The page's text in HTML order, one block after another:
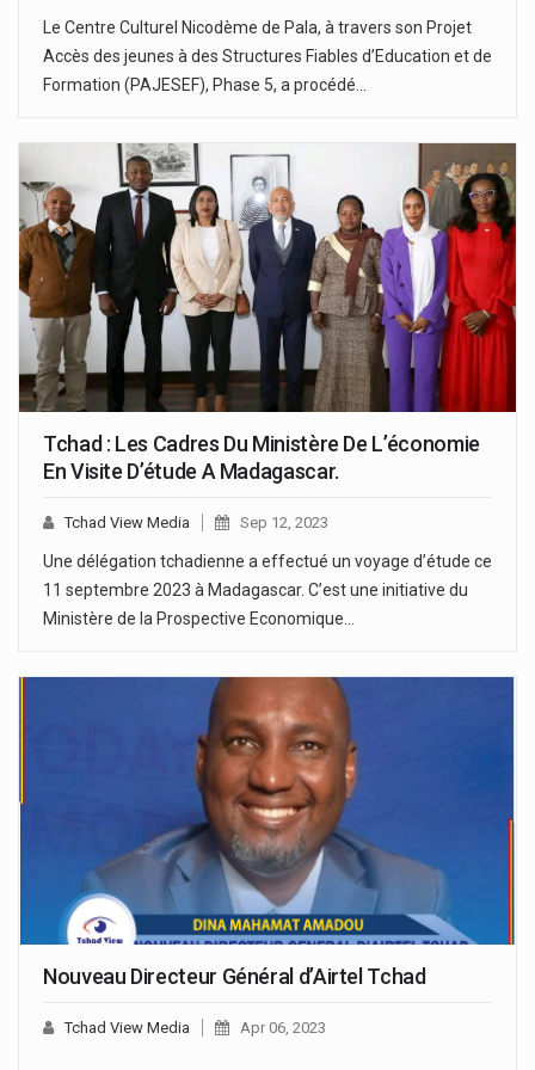
Le Centre Culturel Nicodème de Pala, à travers son Projet
Accès des jeunes à des Structures Fiables d’Education et de
Formation (PAJESEF), Phase 5, a procédé…
Tchad : Les Cadres Du Ministère De L’économie
En Visite D’étude A Madagascar.
Tchad View Media Sep 12, 2023
Une délégation tchadienne a effectué un voyage d’étude ce
11 septembre 2023 à Madagascar. C’est une initiative du
Ministère de la Prospective Economique…
Nouveau Directeur Général d’Airtel Tchad
Tchad View Media Apr 06, 2023